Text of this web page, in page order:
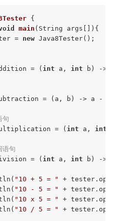
{
main (String args[]) {
=
new Java8Tester();
= (
int a, int b) -> a
= (a, b) -> a - b;
句
= (
int a, int
句
= (
int a, int b) ->
"10 + 5 = "
+
"10 - 5 = "
+
"10 x 5 = "
+
"10 / 5 = " +